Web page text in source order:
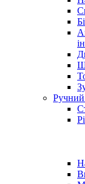
Ручний